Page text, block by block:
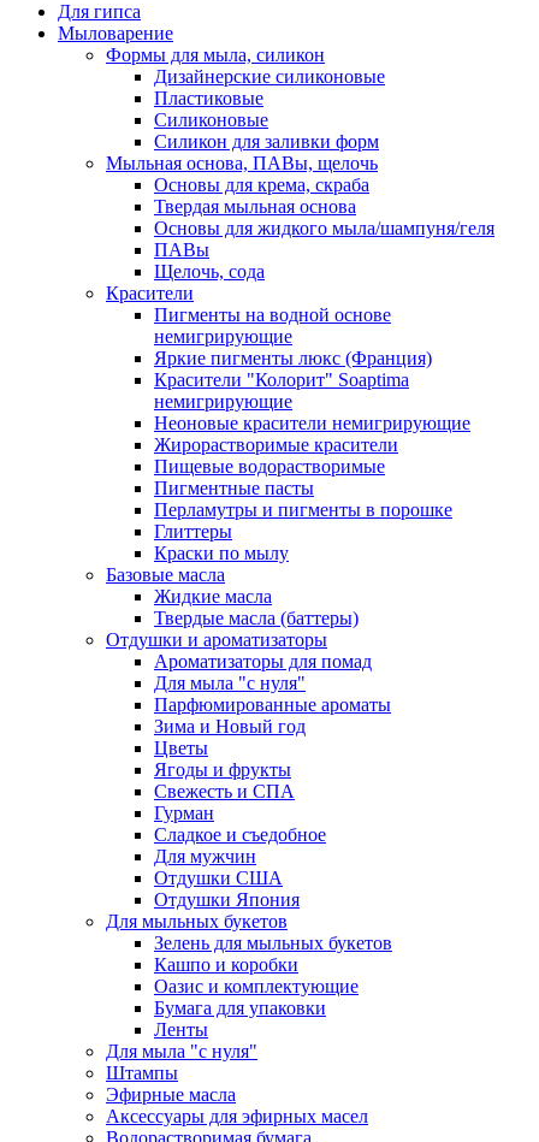
Для гипса
Мыловарение
Формы для мыла, силикон
Дизайнерские силиконовые
Пластиковые
Силиконовые
Силикон для заливки форм
Мыльная основа, ПАВы, щелочь
Основы для крема, скраба
Твердая мыльная основа
Основы для жидкого мыла/шампуня/геля
ПАВы
Щелочь, сода
Красители
Пигменты на водной основе
немигрирующие
Яркие пигменты люкс (Франция)
Красители "Колорит" Soaptima
немигрирующие
Неоновые красители немигрирующие
Жирорастворимые красители
Пищевые водорастворимые
Пигментные пасты
Перламутры и пигменты в порошке
Глиттеры
Краски по мылу
Базовые масла
Жидкие масла
Твердые масла (баттеры)
Отдушки и ароматизаторы
Ароматизаторы для помад
Для мыла "с нуля"
Парфюмированные ароматы
Зима и Новый год
Цветы
Ягоды и фрукты
Свежесть и СПА
Гурман
Сладкое и съедобное
Для мужчин
Отдушки США
Отдушки Япония
Для мыльных букетов
Зелень для мыльных букетов
Кашпо и коробки
Оазис и комплектующие
Бумага для упаковки
Ленты
Для мыла "с нуля"
Штампы
Эфирные масла
Аксессуары для эфирных масел
Водорастворимая бумага